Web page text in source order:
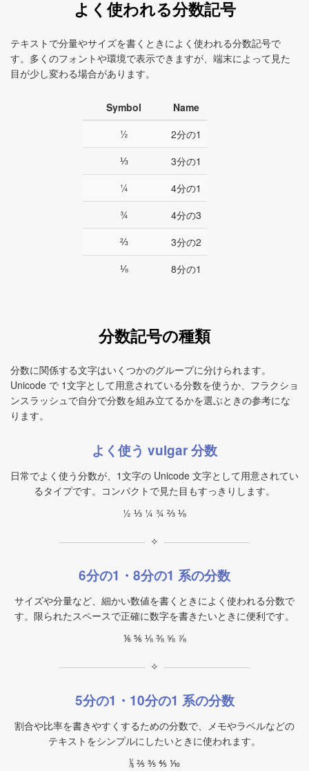
よく使われる分数記号
テキストで分量やサイズを書くときによく使われる分数記号で
す。多くのフォントや環境で表示できますが、端末によって見た
目が少し変わる場合があります。
Symbol
Name
½
2分の1
⅓
3分の1
¼
4分の1
¾
4分の3
⅔
3分の2
⅛
8分の1
分数記号の種類
分数に関係する文字はいくつかのグループに分けられます。
Unicode で 1文字として用意されている分数を使うか、フラクショ
ンスラッシュで自分で分数を組み立てるかを選ぶときの参考にな
ります。
よく使う vulgar 分数
日常でよく使う分数が、1文字の Unicode 文字として用意されてい
るタイプです。コンパクトで見た目もすっきりします。
½ ⅓ ¼ ¾ ⅔ ⅛
✧
6分の1・8分の1 系の分数
サイズや分量など、細かい数値を書くときによく使われる分数で
す。限られたスペースで正確に数字を書きたいときに便利です。
⅙ ⅚ ⅛ ⅜ ⅝ ⅞
✧
5分の1・10分の1 系の分数
割合や比率を書きやすくするための分数で、メモやラベルなどの
テキストをシンプルにしたいときに使われます。
⅕ ⅖ ⅗ ⅘ ⅒